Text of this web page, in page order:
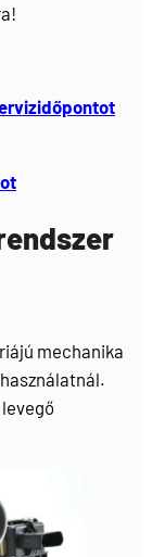
mechanika